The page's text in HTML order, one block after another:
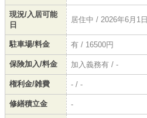
現況/入居可能
日
居住中 / 2026年6月1日
駐車場/料金 有 / 16500円
保険加入/料金 加入義務有 / -
権利金/雑費 - / -
修繕積立金 -